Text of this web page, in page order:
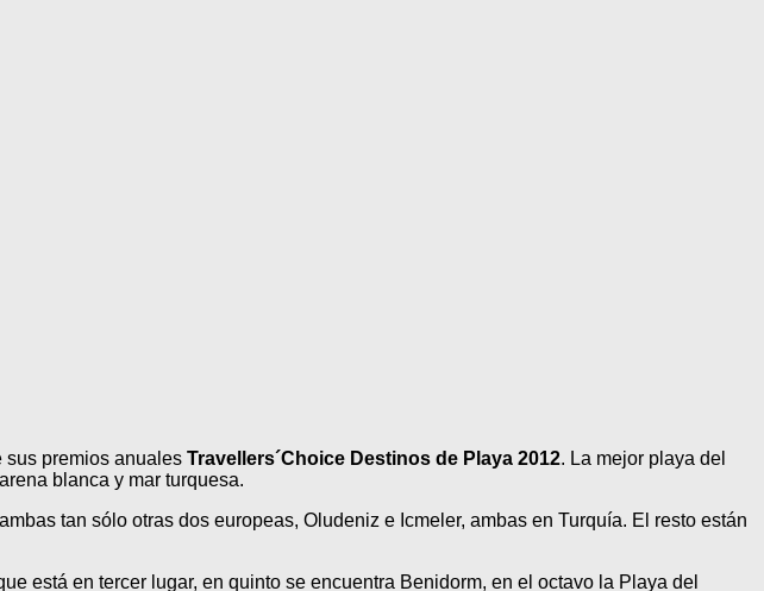
sus premios anuales Travellers´Choice Destinos de Playa 2012. La mejor playa del
blanca y mar turquesa.
tan sólo otras dos europeas, Oludeniz e Icmeler, ambas en Turquía. El resto están
está en tercer lugar, en quinto se encuentra Benidorm, en el octavo la Playa del